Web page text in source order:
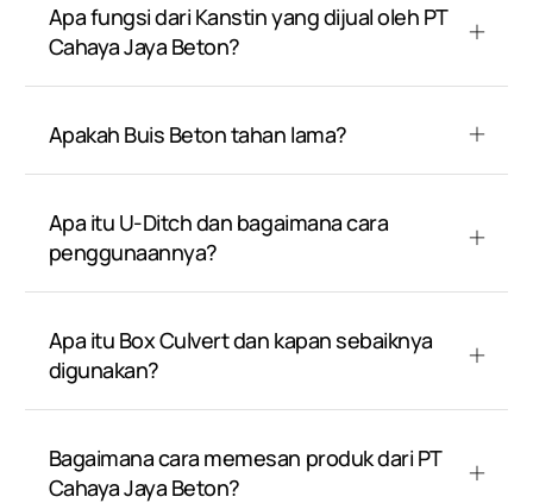
Apa fungsi dari Kanstin yang dijual oleh PT
Cahaya Jaya Beton?
Apakah Buis Beton tahan lama?
Apa itu U-Ditch dan bagaimana cara
penggunaannya?
Apa itu Box Culvert dan kapan sebaiknya
digunakan?
Bagaimana cara memesan produk dari PT
Cahaya Jaya Beton?